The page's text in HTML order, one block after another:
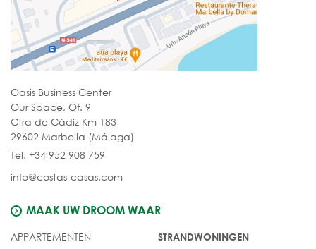
Oasis Business Center
Our Space, Of. 9
Ctra de Cádiz Km 183
29602 Marbella (Málaga)
Tel. +34 952 908 759
info@costas-casas.com
MAAK UW DROOM WAAR
APPARTEMENTEN
STRANDWONINGEN